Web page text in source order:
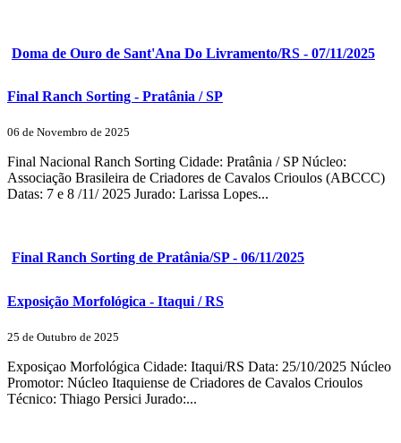
Doma de Ouro de Sant'Ana Do Livramento/RS - 07/11/2025
Final Ranch Sorting - Pratânia / SP
06 de Novembro de 2025
Final Nacional Ranch Sorting Cidade: Pratânia / SP Núcleo:
Associação Brasileira de Criadores de Cavalos Crioulos (ABCCC)
Datas: 7 e 8 /11/ 2025 Jurado: Larissa Lopes...
Final Ranch Sorting de Pratânia/SP - 06/11/2025
Exposição Morfológica - Itaqui / RS
25 de Outubro de 2025
Exposiçao Morfológica Cidade: Itaqui/RS Data: 25/10/2025 Núcleo
Promotor: Núcleo Itaquiense de Criadores de Cavalos Crioulos
Técnico: Thiago Persici Jurado:...